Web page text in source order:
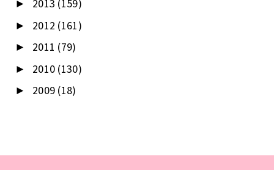
► 2013 (159)
► 2012 (161)
► 2011 (79)
► 2010 (130)
► 2009 (18)